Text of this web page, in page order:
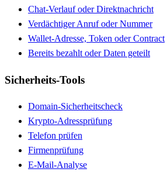
Chat-Verlauf oder Direktnachricht
Verdächtiger Anruf oder Nummer
Wallet-Adresse, Token oder Contract
Bereits bezahlt oder Daten geteilt
Sicherheits-Tools
Domain-Sicherheitscheck
Krypto-Adressprüfung
Telefon prüfen
Firmenprüfung
E-Mail-Analyse